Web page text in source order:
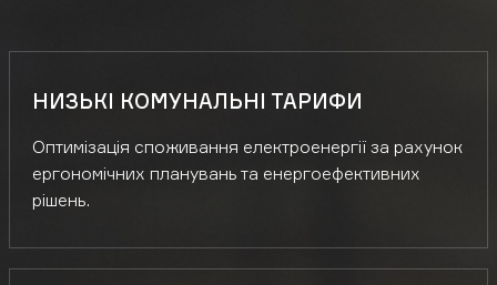
НИЗЬКІ КОМУНАЛЬНІ ТАРИФИ
Оптимізація споживання електроенергії за рахунок
ергономічних планувань та енергоефективних
рішень.